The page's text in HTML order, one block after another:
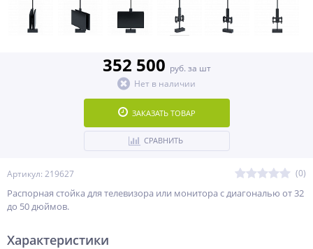
Артикул: 219627 (0)
Распорная стойка для телевизора или монитора с диагональю от 32
до 50 дюймов.
352 500 руб. за шт
Нет в наличии
ЗАКАЗАТЬ ТОВАР
СРАВНИТЬ
Характеристики